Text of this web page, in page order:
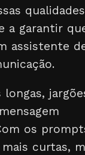
a garantir
assistente
os
curtas,